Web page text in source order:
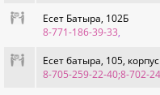
Есет Батыра, 102Б
8-771-186-39-33,
Есет батыра, 105,
8-705-259-22-40;8-702-